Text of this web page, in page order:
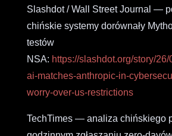
Slashdot / Wall Street Journal —
chińskie systemy dorównały
testów
NSA: https://slashdot.org/story/
ai-matches-anthropic-in-
worry-over-us-restrictions
TechTimes — analiza chińskiego